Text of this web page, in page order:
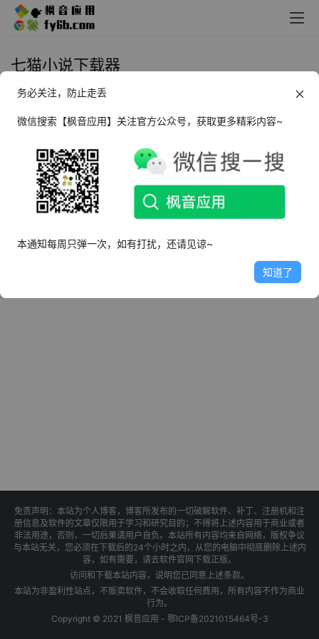
七猫小说下载器
Win+Mac+ubuntu 番茄/七猫小说
下载器
2024年3月2日
免责声明：本站为个人博客，博客所发布的一切破解软件、补丁、注册机和注
册信息及软件的文章仅限用于学习和研究目的；不得将上述内容用于商业或者
非法用途，否则，一切后果请用户自负。本站所有内容均来自网络，版权争议
与本站无关，您必须在下载后的24个小时之内，从您的电脑中彻底删除上述内
容，如有需要，请去软件官网下载正版。
访问和下载本站内容，说明您已同意上述条款。
本站为非盈利性站点，不贩卖软件，不会收取任何费用，所有内容不作为商业
行为。
Copyright © 2021 枫音应用 - 鄂ICP备2021015464号-3
务必关注，防止走丢
微信搜索【枫音应用】关注官方公众号，获取更多精彩内容~
本通知每周只弹一次，如有打扰，还请见谅~
知道了